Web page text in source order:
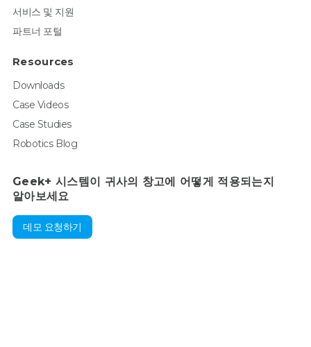
서비스 및 지원
파트너 포털
Resources
Downloads
Case Videos
Case Studies
Robotics Blog
Geek+ 시스템이 귀사의 창고에 어떻게 적용되는지
알아보세요
데모 요청하기